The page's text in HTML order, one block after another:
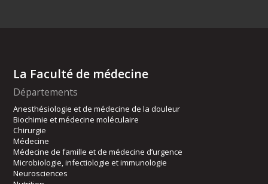
La Faculté de médecine
Départements
Anesthésiologie et de médecine de la douleur
Biochimie et médecine moléculaire
Chirurgie
Médecine
Médecine de famille et de médecine d’urgence
Microbiologie, infectiologie et immunologie
Neurosciences